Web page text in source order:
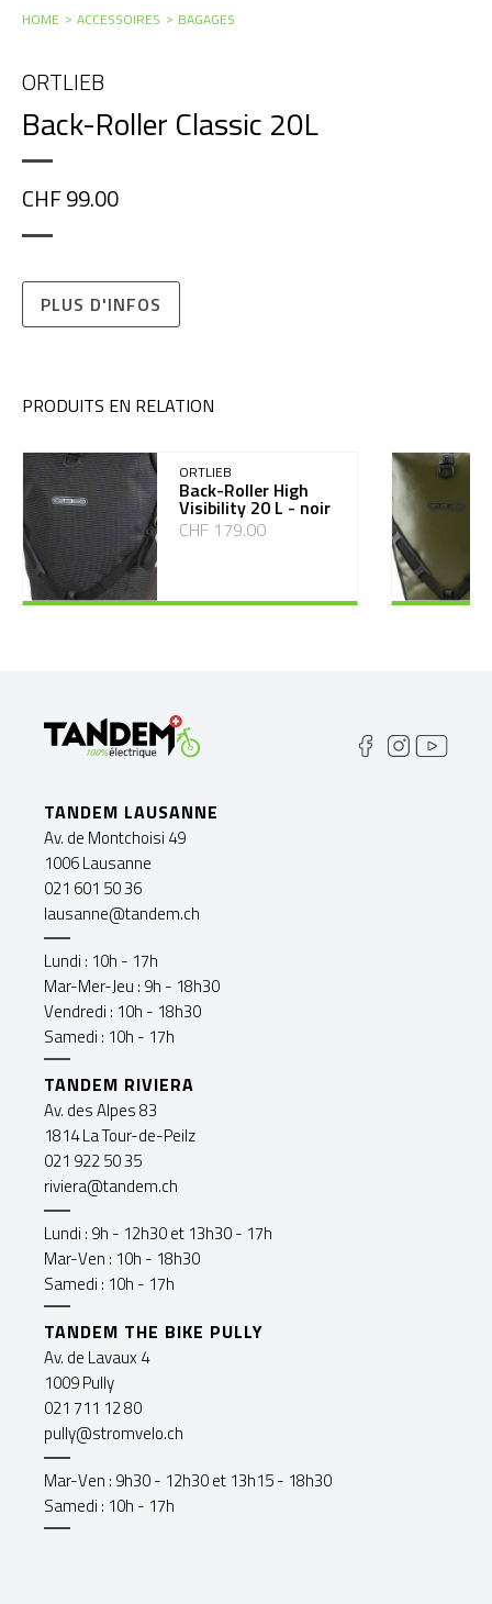
HOME ACCESSOIRES BAGAGES
ORTLIEB
Back-Roller Classic 20L
CHF 99.00
PLUS D'INFOS
PRODUITS EN RELATION
ORTLIEB
Back-Roller High
Visibility 20 L - noir
CHF 179.00
TANDEM LAUSANNE
Av. de Montchoisi 49
1006 Lausanne
021 601 50 36
lausanne@tandem.ch
Lundi : 10h - 17h
Mar-Mer-Jeu : 9h - 18h30
Vendredi : 10h - 18h30
Samedi : 10h - 17h
TANDEM RIVIERA
Av. des Alpes 83
1814 La Tour-de-Peilz
021 922 50 35
riviera@tandem.ch
Lundi : 9h - 12h30 et 13h30 - 17h
Mar-Ven : 10h - 18h30
Samedi : 10h - 17h
TANDEM THE BIKE PULLY
Av. de Lavaux 4
1009 Pully
021 711 12 80
pully@stromvelo.ch
Mar-Ven : 9h30 - 12h30 et 13h15 - 18h30
Samedi : 10h - 17h